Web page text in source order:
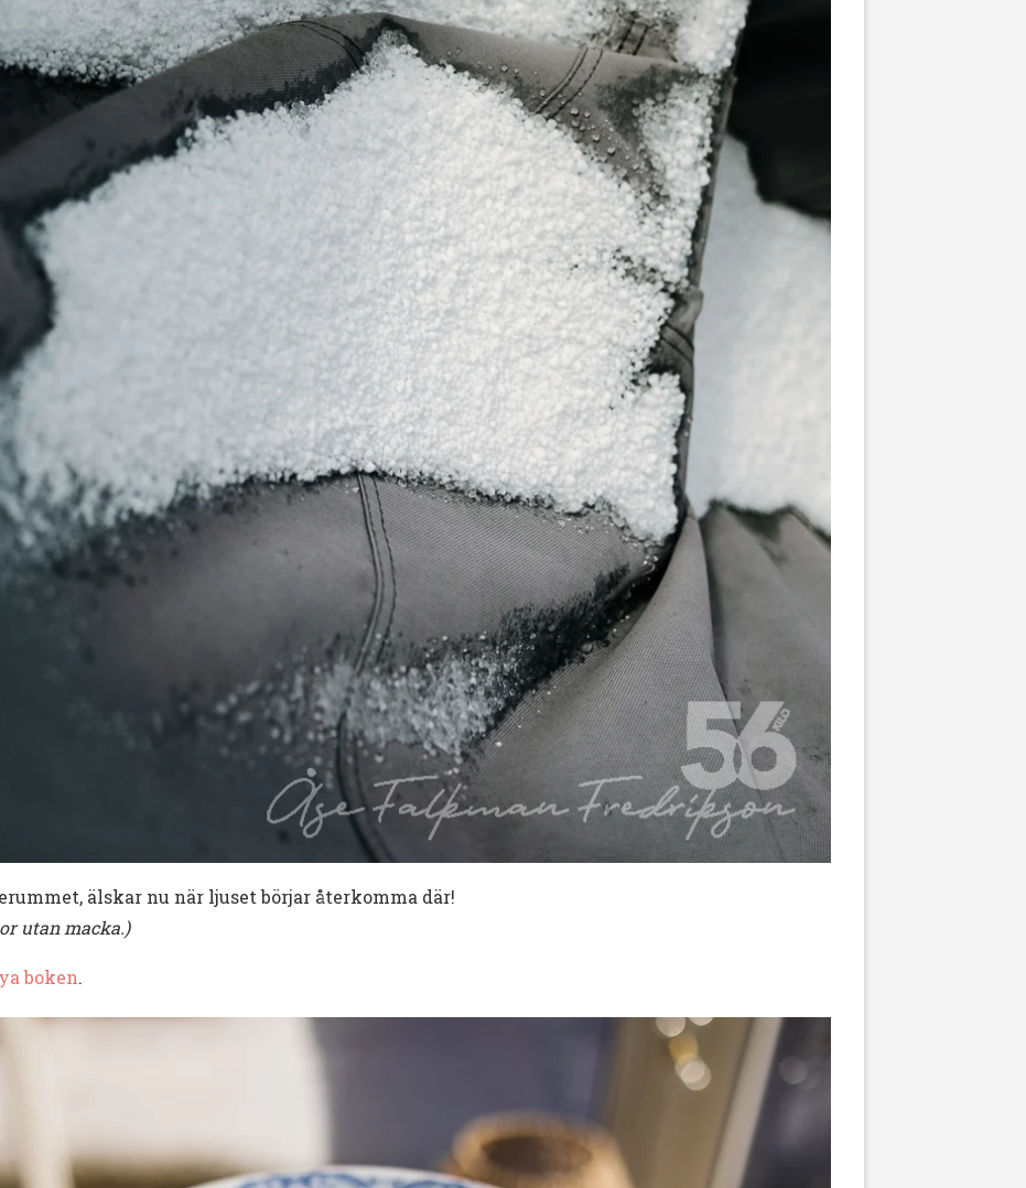
älskar nu när ljuset börjar återkomma där!
utan macka.)
boken.